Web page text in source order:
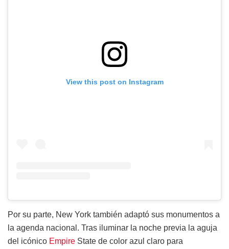
View this post on Instagram
Por su parte, New York también adaptó sus monumentos a
la agenda nacional. Tras iluminar la noche previa la aguja
del icónico Empire State de color azul claro para